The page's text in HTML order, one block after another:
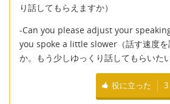
り話してもらえますか）
-Can you please adjust your
you spoke a little slower（話す速度を
か。もう少しゆっくり話してもらいた
役に立った 3